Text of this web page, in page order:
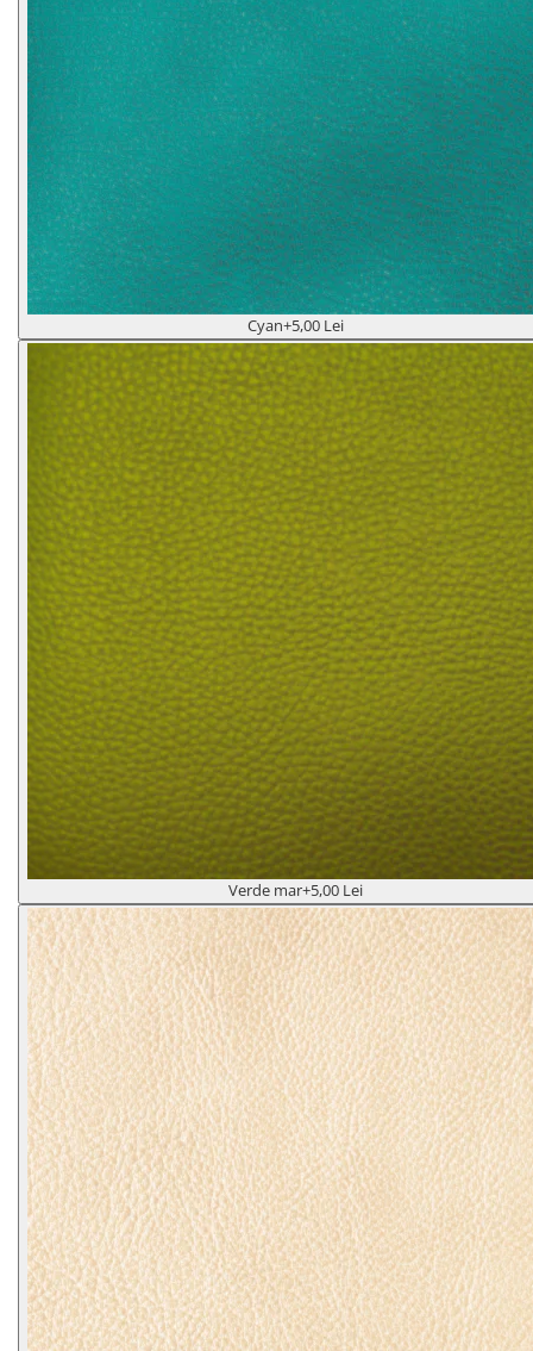
Cyan+5,00 Lei
Verde mar+5,00 Lei